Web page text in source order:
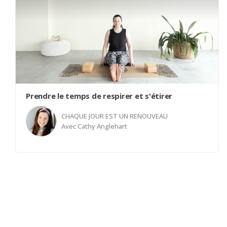
Prendre le temps de respirer et s'étirer
CHAQUE JOUR EST UN RENOUVEAU
AvecCathy Anglehart